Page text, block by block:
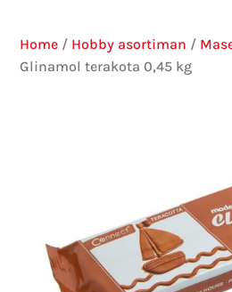
Home / Hobby asortiman /
Glinamol terakota 0,45 kg